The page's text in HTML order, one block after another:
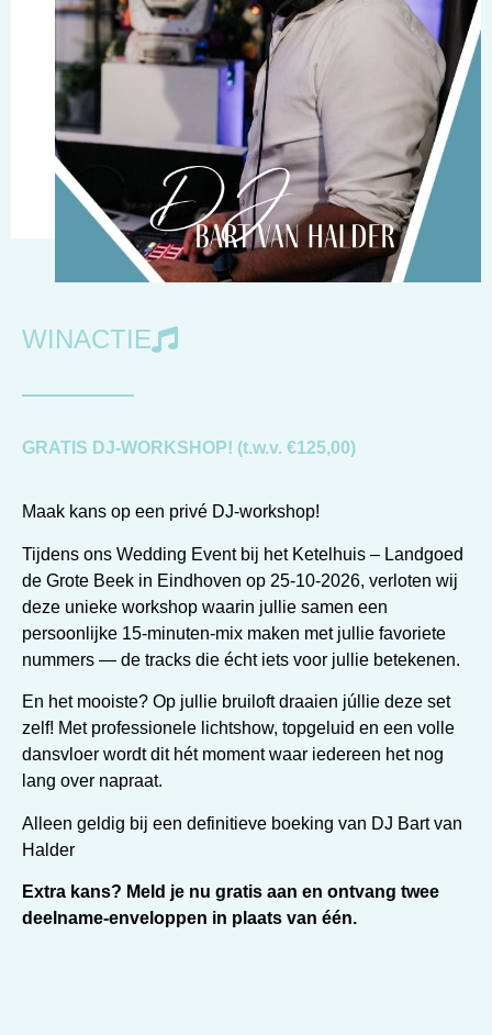
WINACTIE
GRATIS DJ-WORKSHOP! (t.w.v. €125,00)
Maak kans op een privé DJ-workshop!
Tijdens ons Wedding Event bij het Ketelhuis – Landgoed
de Grote Beek in Eindhoven op 25-10-2026, verloten wij
deze unieke workshop waarin jullie samen een
persoonlijke 15-minuten-mix maken met jullie favoriete
nummers — de tracks die écht iets voor jullie betekenen.
En het mooiste? Op jullie bruiloft draaien júllie deze set
zelf! Met professionele lichtshow, topgeluid en een volle
dansvloer wordt dit hét moment waar iedereen het nog
lang over napraat.
Alleen geldig bij een definitieve boeking van DJ Bart van
Halder
Extra kans? Meld je nu gratis aan en ontvang twee
deelname-enveloppen in plaats van één.